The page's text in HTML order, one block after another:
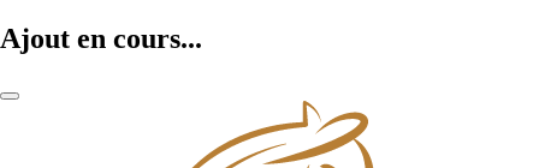
Ajout en cours...